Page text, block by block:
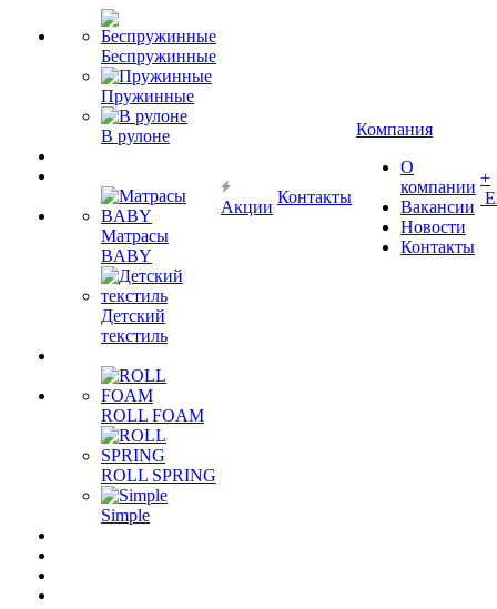
Беспружинные
Пружинные
В рулоне
Матрасы
BABY
Детский
текстиль
ROLL FOAM
ROLL SPRING
Simple
Акции
Контакты
Компания
О
компании
Вакансии
Новости
Контакты
+